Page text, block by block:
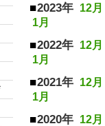
2023年 12月
1月
2022年 12月
1月
2021年 12月
1月
2020年 12月